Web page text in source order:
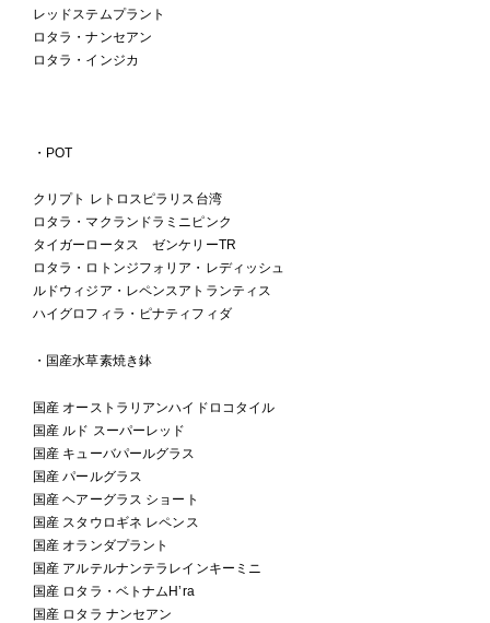
レッドステムプラント
ロタラ・ナンセアン
ロタラ・インジカ
・POT
クリプト レトロスピラリス台湾
ロタラ・マクランドラミニピンク
タイガーロータス ゼンケリーTR
ロタラ・ロトンジフォリア・レディッシュ
ルドウィジア・レペンスアトランティス
ハイグロフィラ・ピナティフィダ
・国産水草素焼き鉢
国産 オーストラリアンハイドロコタイル
国産 ルド スーパーレッド
国産 キューバパールグラス
国産 パールグラス
国産 ヘアーグラス ショート
国産 スタウロギネ レペンス
国産 オランダプラント
国産 アルテルナンテラレインキーミニ
国産 ロタラ・ベトナムH’ra
国産 ロタラ ナンセアン